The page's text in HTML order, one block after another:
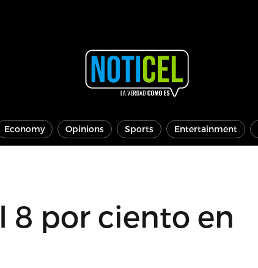
Economy Opinions Sports Entertainment
8 por ciento en